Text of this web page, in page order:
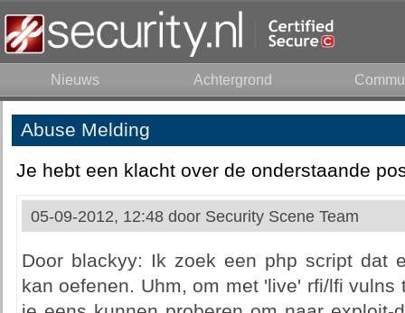
Nieuws Achtergrond
Abuse Melding
Je hebt een klacht over de onderstaande
05-09-2012, 12:48 door Security Scene Team
Door blackyy: Ik zoek een php script dat
kan oefenen. Uhm, om met 'live' rfi/lfi